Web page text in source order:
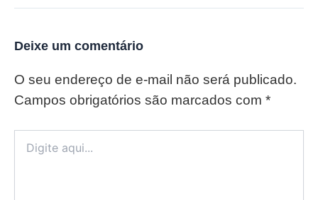
Deixe um comentário
O seu endereço de e-mail não será publicado.
Campos obrigatórios são marcados com *
aqui...